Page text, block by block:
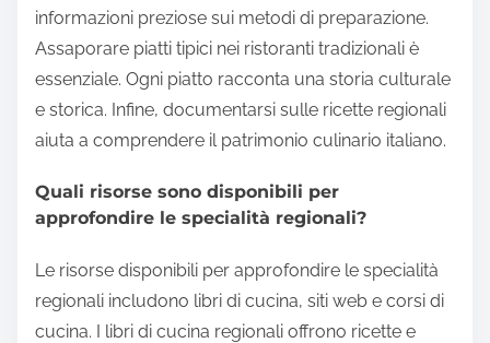
informazioni preziose sui metodi di preparazione.
Assaporare piatti tipici nei ristoranti tradizionali è
essenziale. Ogni piatto racconta una storia culturale
e storica. Infine, documentarsi sulle ricette regionali
aiuta a comprendere il patrimonio culinario italiano.
Quali risorse sono disponibili per
approfondire le specialità regionali?
Le risorse disponibili per approfondire le specialità
regionali includono libri di cucina, siti web e corsi di
cucina. I libri di cucina regionali offrono ricette e